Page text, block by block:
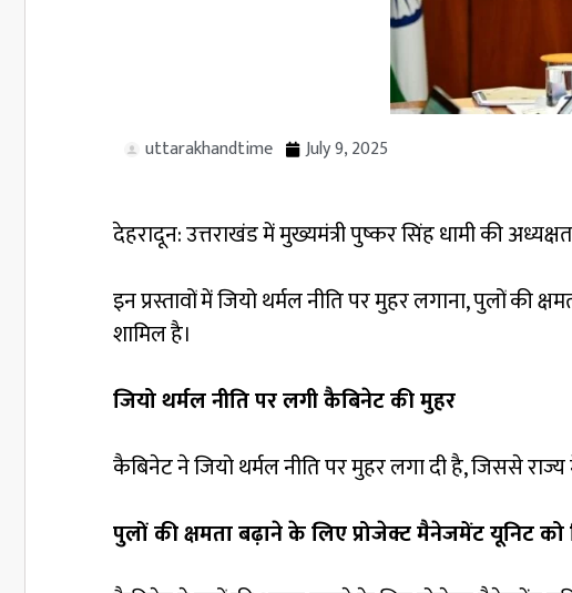
uttarakhandtime July 9, 2025
देहरादून: उत्तराखंड में मुख्यमंत्री पुष्कर सिंह धामी की
इन प्रस्तावों में जियो थर्मल नीति पर मुहर लगाना, पुलों
शामिल है।
जियो थर्मल नीति पर लगी कैबिनेट की मुहर
कैबिनेट ने जियो थर्मल नीति पर मुहर लगा दी है, जिससे
पुलों की क्षमता बढ़ाने के लिए प्रोजेक्ट मैनेजमेंट यूनिट को